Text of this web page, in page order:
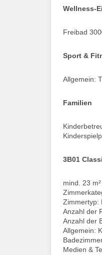
Wellness-
Freibad
Sport &
Allgemein:
Familien
3B01
mind. 23 m²
Zimmertyp:
Anzahl der
Anzahl der
Allgemein:
Medien &